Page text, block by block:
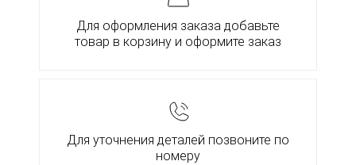
Для оформления заказа добавьте
товар в корзину и оформите заказ
Для уточнения деталей позвоните по
номеру